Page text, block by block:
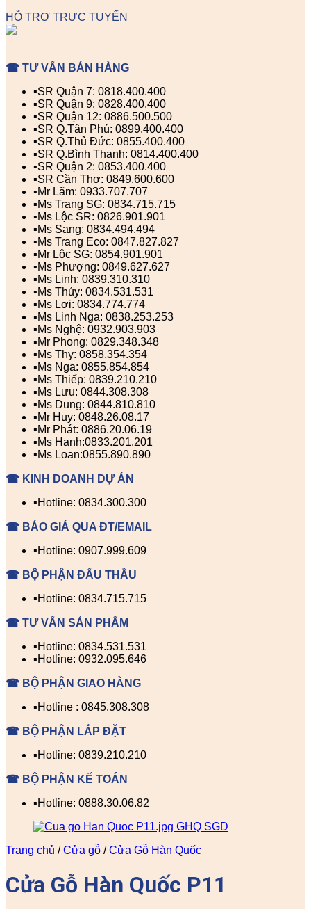
HỖ TRỢ TRỰC TUYẾN
☎ TƯ VẤN BÁN HÀNG
▪️SR Quận 7: 0818.400.400
▪️SR Quận 9: 0828.400.400
▪️SR Quận 12: 0886.500.500
▪️SR Q.Tân Phú: 0899.400.400
▪️SR Q.Thủ Đức: 0855.400.400
▪️SR Q.Bình Thạnh: 0814.400.400
▪️SR Quận 2: 0853.400.400
▪️SR Cần Thơ: 0849.600.600
▪️Mr Lãm: 0933.707.707
▪️Ms Trang SG: 0834.715.715
▪️Ms Lộc SR: 0826.901.901
▪️Ms Sang: 0834.494.494
▪️Ms Trang Eco: 0847.827.827
▪️Mr Lộc SG: 0854.901.901
▪️Ms Phượng: 0849.627.627
▪️Ms Linh: 0839.310.310
▪️Ms Thúy: 0834.531.531
▪️Ms Lợi: 0834.774.774
▪️Ms Linh Nga: 0838.253.253
▪️Ms Nghệ: 0932.903.903
▪️Mr Phong: 0829.348.348
▪️Ms Thy: 0858.354.354
▪️Ms Nga: 0855.854.854
▪️Ms Thiếp: 0839.210.210
▪️Ms Lưu: 0844.308.308
▪️Ms Dung: 0844.810.810
▪️Mr Huy: 0848.26.08.17
▪️Mr Phát: 0886.20.06.19
▪️Ms Hạnh:0833.201.201
▪️Ms Loan:0855.890.890
☎ KINH DOANH DỰ ÁN
▪️Hotline: 0834.300.300
☎ BÁO GIÁ QUA ĐT/EMAIL
▪️Hotline: 0907.999.609
☎ BỘ PHẬN ĐẤU THẦU
▪️Hotline: 0834.715.715
☎ TƯ VẤN SẢN PHẨM
▪️Hotline: 0834.531.531
▪️Hotline: 0932.095.646
☎ BỘ PHẬN GIAO HÀNG
▪️Hotline : 0845.308.308
☎ BỘ PHẬN LẮP ĐẶT
▪️Hotline: 0839.210.210
☎ BỘ PHẬN KẾ TOÁN
▪️Hotline: 0888.30.06.82
Trang chủ / Cửa gỗ / Cửa Gỗ Hàn Quốc
Cửa Gỗ Hàn Quốc P11